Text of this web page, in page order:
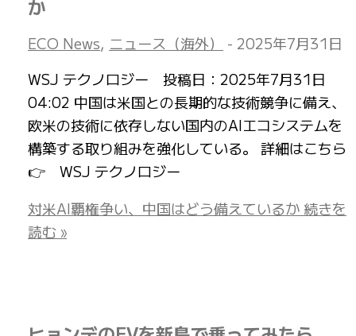
か
ECO News, ニュース（海外） - 2025年7月31日
WSJ テクノロジー 投稿日：2025年7月31日
04:02 中国は米国との長期的な技術競争に備え、
欧米の技術に依存しない国内のAIエコシステムを
構築する取り組みを強化している。 詳細はこちら
👉 WSJ テクノロジー
対米AI覇権争い、中国はどう備えているか 続きを
読む »